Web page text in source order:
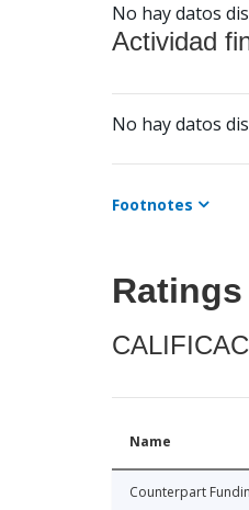
No hay datos
Actividad
No hay datos
Footnotes
Ratings
Name
Counterpart